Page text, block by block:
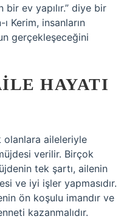
bir ev yapılır.” diye bir
ı Kerim, insanların
gerçekleşeceğini
HAYATI
olanlara aileleriyle
verilir. Birçok
tek şartı, ailenin
ve iyi işler yapmasıdır.
ön koşulu imandır ve
kazanmalıdır.